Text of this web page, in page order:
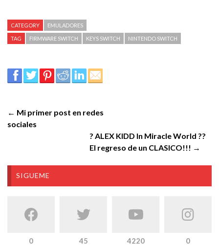
CATEGORY EMULADORES
TAG FIRMWARE SWITCH KEYS SWITCH NINTENDO SWITCH
← Mi primer post en redes
sociales
? ALEX KIDD In Miracle World ??
El regreso de un CLASICO!!! →
SIGUEME
0 45 4220 0